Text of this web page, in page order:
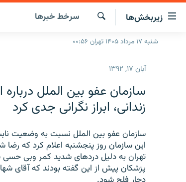
لینک‌های
قابلیت
دسترسی
زیربخش‌ها
صفحه اصلی
انتخاب کنید و بشنوید
برنامه‌های رادیویی
فرکانس‌ها
چندرسانه‌ای
گزارش‌های تصویری
گزارش‌های ویدئویی
جستجو
سرخط‌ خبرها
شنبه ۱۷ مرداد ۱۴۰۵ تهران ۰۰:۵۶
آبان ۱۷, ۱۳۹۲
سازمان عفو بين الملل
زندانی، ابراز نگرانی جدی کرد
سازمان عفو بين الملل نسبت به وضعيت
اين سازمان روز پنجشنبه اعلام کرد که
تهران به دليل دردهای شديد کمر وبی حسی
پزشکان پيش از اين گفته بودند که